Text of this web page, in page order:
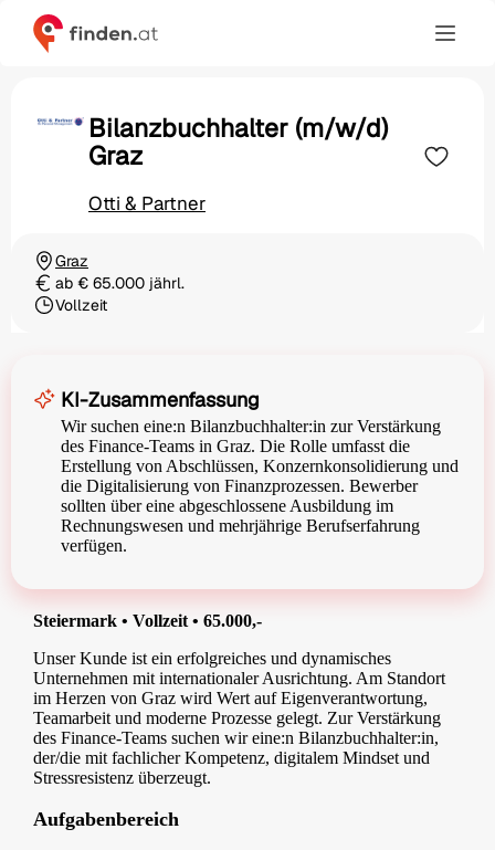
Bilanzbuchhalter (m/w/d)
Graz
Otti & Partner
Ortschaft
Graz
Gehaltab € 65.000 jährl.
Beschäftigungsart
Vollzeit
KI-Zusammenfassung
Wir suchen eine:n Bilanzbuchhalter:in zur Verstärkung
des Finance-Teams in Graz. Die Rolle umfasst die
Erstellung von Abschlüssen, Konzernkonsolidierung und
die Digitalisierung von Finanzprozessen. Bewerber
sollten über eine abgeschlossene Ausbildung im
Rechnungswesen und mehrjährige Berufserfahrung
verfügen.
Steiermark • Vollzeit • 65.000,-
Unser Kunde ist ein erfolgreiches und dynamisches
Unternehmen mit internationaler Ausrichtung. Am Standort
im Herzen von Graz wird Wert auf Eigenverantwortung,
Teamarbeit und moderne Prozesse gelegt. Zur Verstärkung
des Finance-Teams suchen wir eine:n Bilanzbuchhalter:in,
der/die mit fachlicher Kompetenz, digitalem Mindset und
Stressresistenz überzeugt.
Aufgabenbereich